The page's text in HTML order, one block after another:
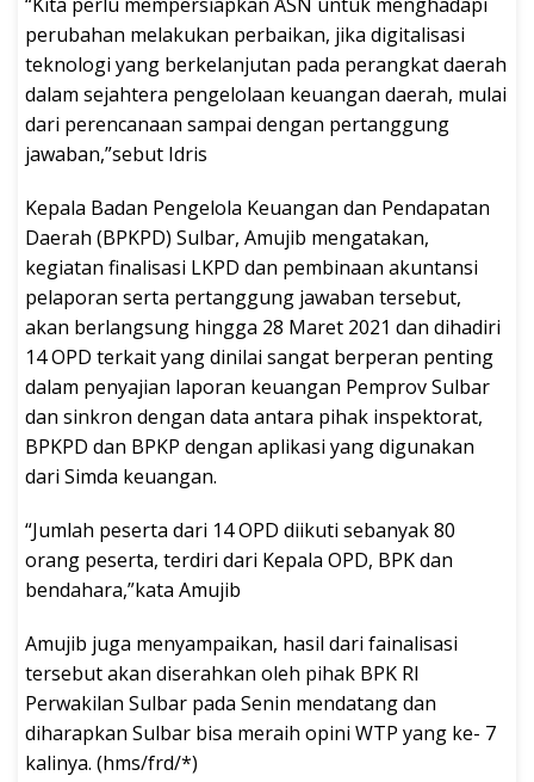
perubahan melakukan perbaikan, jika digitalisasi
teknologi yang berkelanjutan pada perangkat daerah
dalam sejahtera pengelolaan keuangan daerah, mulai
dari perencanaan sampai dengan pertanggung
jawaban,”sebut Idris
Kepala Badan Pengelola Keuangan dan Pendapatan
Daerah (BPKPD) Sulbar, Amujib mengatakan,
kegiatan finalisasi LKPD dan pembinaan akuntansi
pelaporan serta pertanggung jawaban tersebut,
akan berlangsung hingga 28 Maret 2021 dan dihadiri
14 OPD terkait yang dinilai sangat berperan penting
dalam penyajian laporan keuangan Pemprov Sulbar
dan sinkron dengan data antara pihak inspektorat,
BPKPD dan BPKP dengan aplikasi yang digunakan
dari Simda keuangan.
“Jumlah peserta dari 14 OPD diikuti sebanyak 80
orang peserta, terdiri dari Kepala OPD, BPK dan
bendahara,”kata Amujib
Amujib juga menyampaikan, hasil dari fainalisasi
tersebut akan diserahkan oleh pihak BPK RI
Perwakilan Sulbar pada Senin mendatang dan
diharapkan Sulbar bisa meraih opini WTP yang ke- 7
kalinya. (hms/frd/*)